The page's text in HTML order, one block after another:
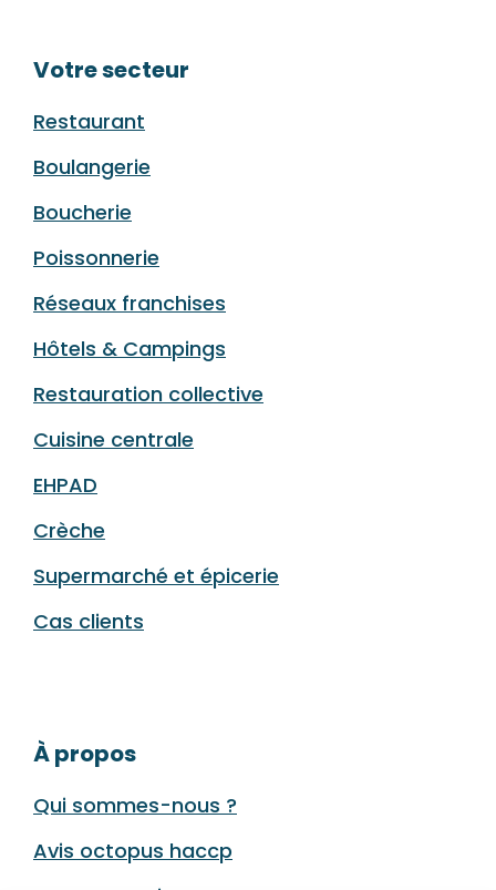
Votre secteur
Restaurant
Boulangerie
Boucherie
Poissonnerie
Réseaux franchises
Hôtels & Campings
Restauration collective
Cuisine centrale
EHPAD
Crèche
Supermarché et épicerie
Cas clients
À propos
Qui sommes-nous ?
Avis octopus haccp